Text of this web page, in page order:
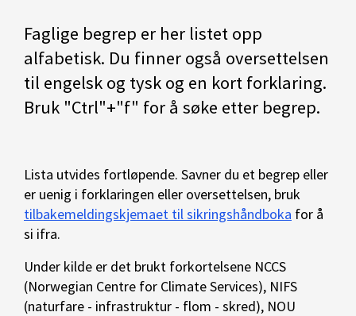
Faglige begrep er her listet opp
alfabetisk. Du finner også oversettelsen
til engelsk og tysk og en kort forklaring.
Bruk "Ctrl"+"f" for å søke etter begrep.
Lista utvides fortløpende. Savner du et begrep eller
er uenig i forklaringen eller oversettelsen, bruk
tilbakemeldingskjemaet til sikringshåndboka for å
si ifra.
Under kilde er det brukt forkortelsene NCCS
(Norwegian Centre for Climate Services), NIFS
(naturfare - infrastruktur - flom - skred), NOU